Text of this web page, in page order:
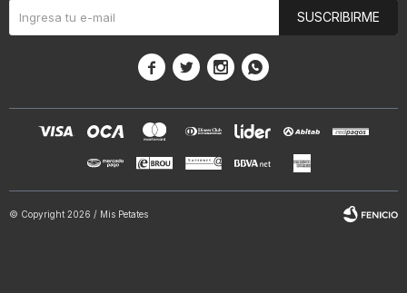
SUSCRIBIRME
   
© Copyright 2026 / Mis Petates